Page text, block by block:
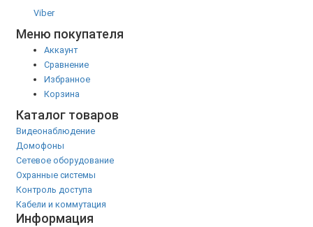
Viber
Меню покупателя
Аккаунт
Сравнение
Избранное
Корзина
Каталог товаров
Видеонаблюдение
Домофоны
Сетевое оборудование
Охранные системы
Контроль доступа
Кабели и коммутация
Информация